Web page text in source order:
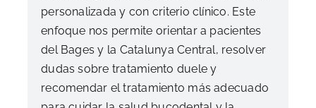
personalizada y con criterio clínico. Este
enfoque nos permite orientar a pacientes
del Bages y la Catalunya Central, resolver
dudas sobre tratamiento duele y
recomendar el tratamiento más adecuado